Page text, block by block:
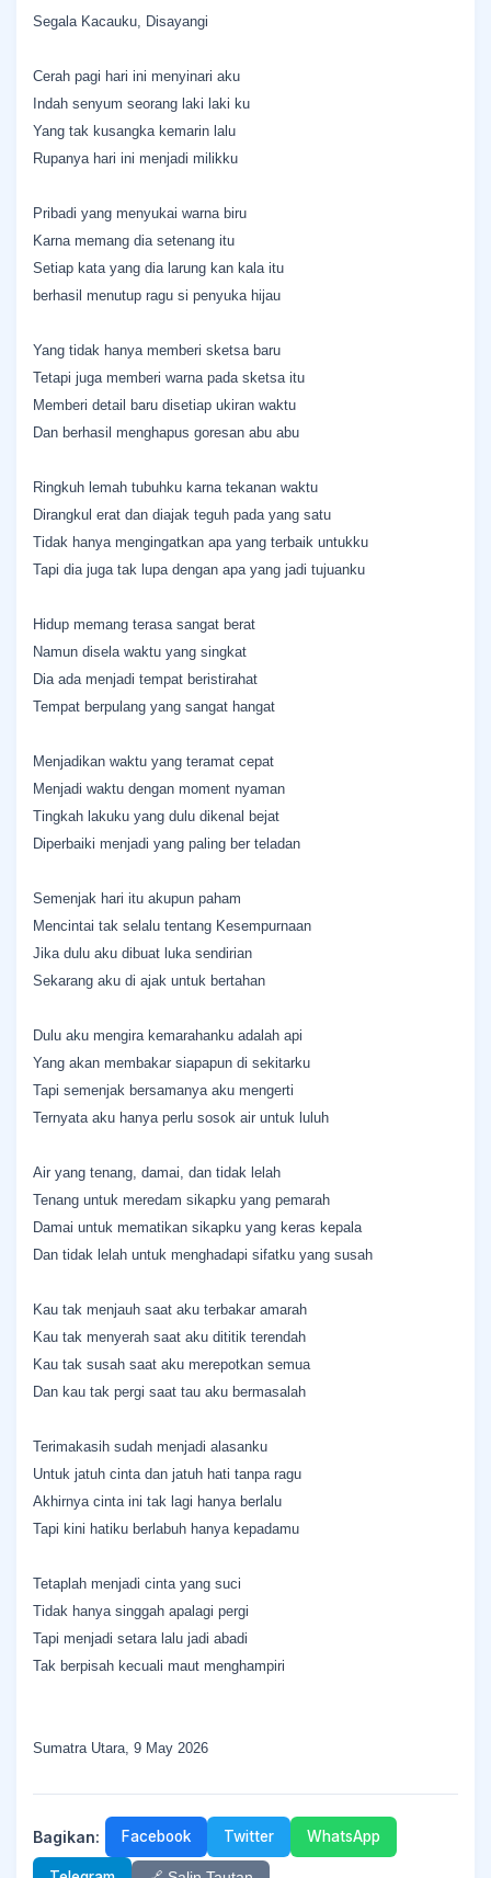
Segala Kacauku, Disayangi
Cerah pagi hari ini menyinari aku
Indah senyum seorang laki laki ku
Yang tak kusangka kemarin lalu
Rupanya hari ini menjadi milikku
Pribadi yang menyukai warna biru
Karna memang dia setenang itu
Setiap kata yang dia larung kan kala itu
berhasil menutup ragu si penyuka hijau
Yang tidak hanya memberi sketsa baru
Tetapi juga memberi warna pada sketsa itu
Memberi detail baru disetiap ukiran waktu
Dan berhasil menghapus goresan abu abu
Ringkuh lemah tubuhku karna tekanan waktu
Dirangkul erat dan diajak teguh pada yang satu
Tidak hanya mengingatkan apa yang terbaik untukku
Tapi dia juga tak lupa dengan apa yang jadi tujuanku
Hidup memang terasa sangat berat
Namun disela waktu yang singkat
Dia ada menjadi tempat beristirahat
Tempat berpulang yang sangat hangat
Menjadikan waktu yang teramat cepat
Menjadi waktu dengan moment nyaman
Tingkah lakuku yang dulu dikenal bejat
Diperbaiki menjadi yang paling ber teladan
Semenjak hari itu akupun paham
Mencintai tak selalu tentang Kesempurnaan
Jika dulu aku dibuat luka sendirian
Sekarang aku di ajak untuk bertahan
Dulu aku mengira kemarahanku adalah api
Yang akan membakar siapapun di sekitarku
Tapi semenjak bersamanya aku mengerti
Ternyata aku hanya perlu sosok air untuk luluh
Air yang tenang, damai, dan tidak lelah
Tenang untuk meredam sikapku yang pemarah
Damai untuk mematikan sikapku yang keras kepala
Dan tidak lelah untuk menghadapi sifatku yang susah
Kau tak menjauh saat aku terbakar amarah
Kau tak menyerah saat aku dititik terendah
Kau tak susah saat aku merepotkan semua
Dan kau tak pergi saat tau aku bermasalah
Terimakasih sudah menjadi alasanku
Untuk jatuh cinta dan jatuh hati tanpa ragu
Akhirnya cinta ini tak lagi hanya berlalu
Tapi kini hatiku berlabuh hanya kepadamu
Tetaplah menjadi cinta yang suci
Tidak hanya singgah apalagi pergi
Tapi menjadi setara lalu jadi abadi
Tak berpisah kecuali maut menghampiri
Sumatra Utara, 9 May 2026
Bagikan: Facebook Twitter WhatsApp